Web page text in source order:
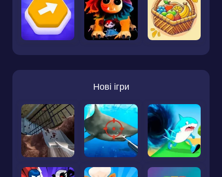
Нові ігри